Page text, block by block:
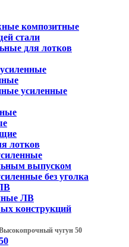
композитные
стали
для лотков
усиленные
лотков
выпуском
без уголка
ЛВ
конструкций
чугун 50